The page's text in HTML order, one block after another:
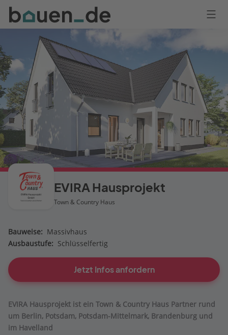
Bauen
Logo
Anmelden
EVIRA Hausprojekt
Town & Country Haus
Bauweise: Massivhaus
Ausbaustufe: Schlüsselfertig
Jetzt Infos anfordern
EVIRA Hausprojekt ist ein Town & Country Haus Partner rund
um Berlin, Potsdam, Potsdam-Mittelmark, Brandenburg und
im Havelland